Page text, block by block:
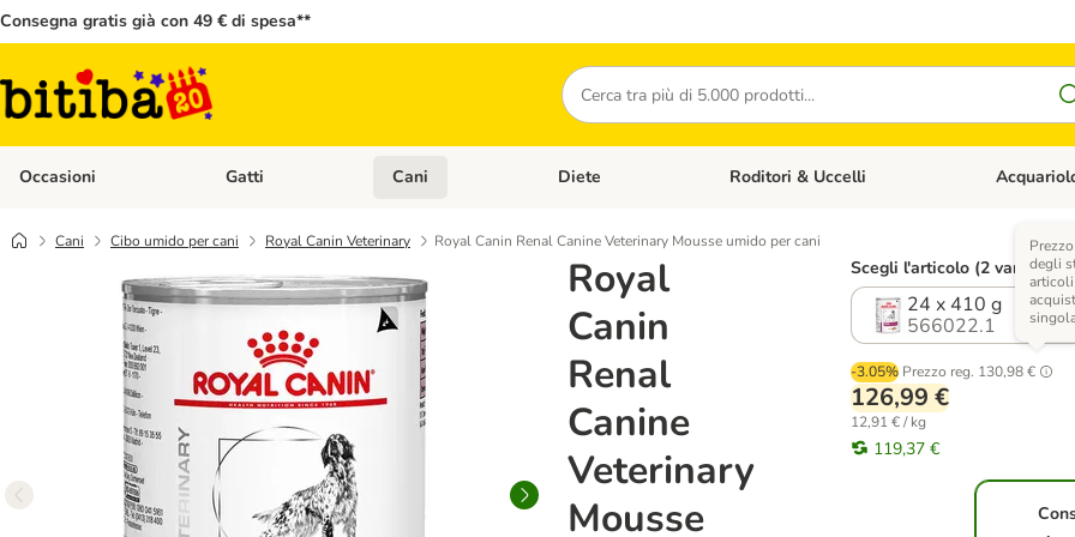
Consegna gratis già con 49 € di spesa**
Cerca
Occasioni Apri Menù Categoria: Occasioni
Gatti Apri Menù Categoria: Gatti
Cani Apri Menù Categoria: Cani
Diete Apri Menù Categoria: Diete
Roditori & Uccelli Apri Menù
Cani Cibo umido per cani Royal Canin Veterinary Royal Canin Renal Canine Veterinary Mousse umido per cani
Royal
Canin
Renal
Canine
Veterinary
Mousse
Scegli l'articolo (2 varianti)
24 x 410 g
566022.1
-3.05% Prezzo reg. 130,98 €
degli
126,99 €
12,91 € / kg
119,37 €